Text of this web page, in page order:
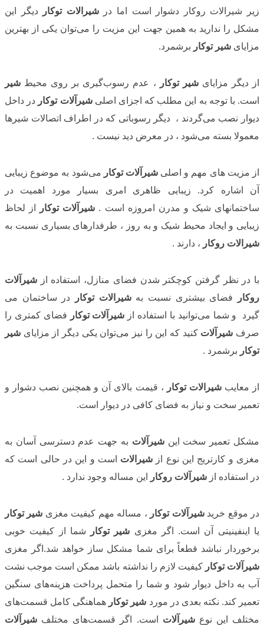
زیر شیرالات روکار دشوار است اما درشیرالات توکار
دیگر این
مشکل را ندارید به همین جهت این مزیت را می‌توان یکی از بهترین
مزایای شیر توکار برشمرد.
از دیگر مزایایشیر توکار ، عدم رسوب‌گیری بر روی محیط شیر
است. با توجه به این مطلب که اجزای اصلیشیرآلات توکار در داخل
دیوار نصب می‌گردند ، دیگر رسوباتی که در اطراف اتصالات شیرها
معمولا بسته می‌شود ، در معرض دید نیست .
از مزیت های مهم و اصلیشیرآلات توکار می‌شود به موضوع زیبایی
آن اشاره کرد. زیبایی ظاهری امری بسیار مورد اهمیت در
ساختمانهای شیک و مدرن امروزه است . شیرآلات توکار
از لحاظ
زیبایی و ایجاد محیط شیک و به روز ، طرفدارهای بسیاری نسبت به
شیرالات روکار ، دارند .
با در نظر گرفتن کوچکتر شدن فضای منازل، استفاده از شیرآلات
روکار
فضای بیشتری نسبت بهشیرالات توکار
در ساختمان می
گیرد و شما می‌توانید با استفاده از شیرآلات توکار
فضای کمتری را
صرف شیرآلات کنید که این را نیز می‌توان یکی دیگر از مزایای شیر
توکار برشمرد .
از معایبشیرالات توکار
، قیمت بالای آن و همچنین نصب دشوار و
تعمیر سخت و نیاز به فضای کافی در دیوار است.
مشکل تعمیر سخت اینشیرآلات به جهت عدم دسترسی آسان به
مغزی و کارتریج این نوع از شیرالات است و این در حالی است که
در استفاده از شیرآلات روکار این مساله وجود ندارد .
در موقع خریدشیرآلات توکار ، مساله مهم کیفیت مغزی شیر توکار
یا اینفینیتی آن است. اگر مغزی شیر توکار
شما از کیفیت خوبی
برخوردار نباشد قطعاً برای شما مشکل ساز خواهد شد.اگر مغزی
شیرآلات توکار کیفیت لازم را نداشته باشد ممکن است موجب نشت
آب به داخل دیوار شود و شما را متحمل پرداخت هزینه‌های سنگین
تعمیر کند. نکته بعدی در مورد شیر توکار هماهنگی کامل قسمت‌های
مختلف این نوعشیرآلات است. اگر قسمت‌های مختلف شیرآلات